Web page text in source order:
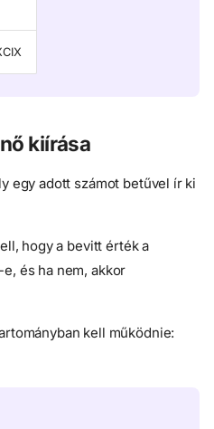
kiírása
egy adott számot betűvel ír ki
hogy a bevitt érték a
és ha nem, akkor
kell működnie: